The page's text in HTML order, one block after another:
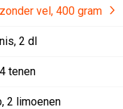
vel, 400 gram
2 dl
tenen
2 limoenen